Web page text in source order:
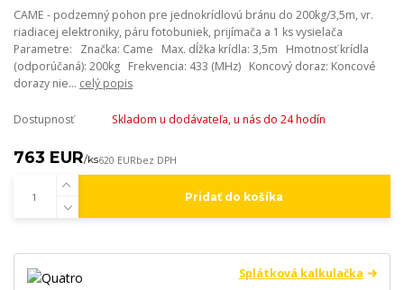
CAME - podzemný pohon pre jednokrídlovú bránu do 200kg/3,5m, vr.
riadiacej elektroniky, páru fotobuniek, prijímača a 1 ks vysielača
Parametre: Značka: Came Max. dĺžka krídla: 3,5m Hmotnosť krídla
(odporúčaná): 200kg Frekvencia: 433 (MHz) Koncový doraz: Koncové
dorazy nie... celý popis
Dostupnosť Skladom u dodávateľa, u nás do 24 hodín
763 EUR/ks620 EURbez DPH
Pridať do košíka
Splátková kalkulačka